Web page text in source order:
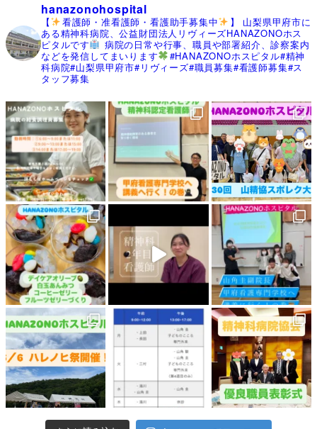
hanazonohospital
【 看護師・准看護師・看護助手募集中 】
山梨県甲府市に
ある精神科病院、公益財団法人リヴィーズHANAZONOホス
ピタルです
病院の日常や行事、職員や部署紹介、診察案内
などを発信してまいります
#HANAZONOホスピタル#精神
科病院#山梨県甲府市#リヴィーズ#職員募集#看護師募集#ス
タッフ募集